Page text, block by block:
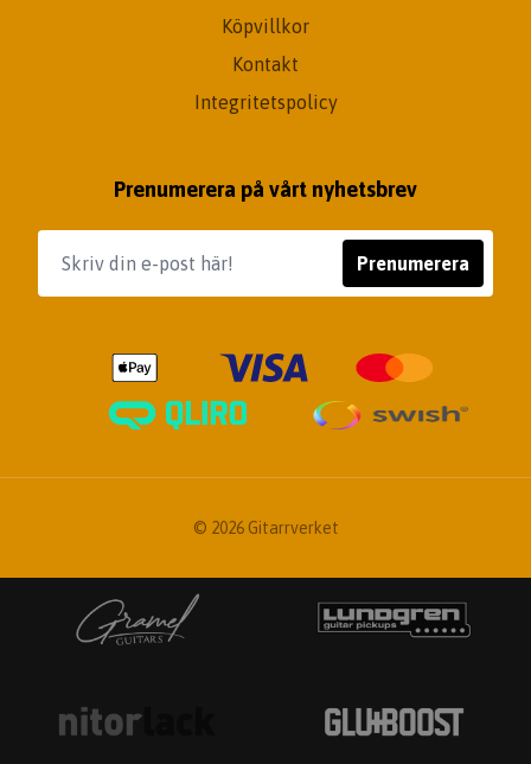
Köpvillkor
Kontakt
Integritetspolicy
Prenumerera på vårt nyhetsbrev
Prenumerera
© 2026 Gitarrverket